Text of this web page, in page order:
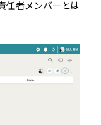
任者メンバーとは